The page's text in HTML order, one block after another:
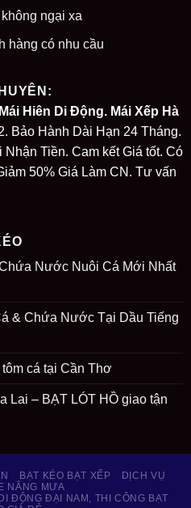
ngại xa
hàng có nhu cầu
Hiên Di Động. Mái Xếp Hà
Bảo Hành Dài Hạn 24 Tháng.
Tiền. Cam kết Giá tốt. Có
50% Giá Làm CN. Tư vấn
Nước Nuôi Cá Mới Nhất
& Chứa Nước Tại Dầu Tiếng
cá tại Cần Thơ
Lai – BẠT LÓT HỒ giao tận
BẠT KÉO BẠT XẾP
DỊCH VỤ
NẮNG MƯA
ĐỘNG ĐẠI NAM, THI CÔNG BẠT